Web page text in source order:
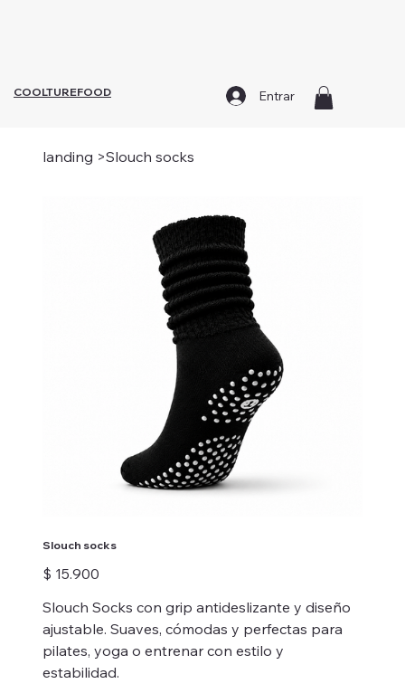
COOLTUREFOOD Entrar
landing >Slouch socks
Slouch socks
Precio
$ 15.900
Slouch Socks con grip antideslizante y diseño
ajustable. Suaves, cómodas y perfectas para
pilates, yoga o entrenar con estilo y
estabilidad.